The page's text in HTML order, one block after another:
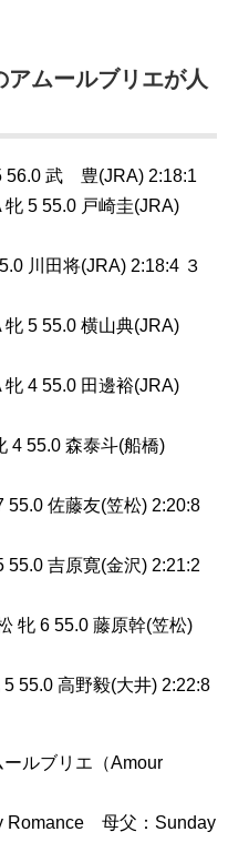
ムールブリエが人
56.0 武 豊(JRA) 2:18:1
5 55.0 戸崎圭(JRA)
川田将(JRA) 2:18:4 ３
5 55.0 横山典(JRA)
4 55.0 田邊裕(JRA)
4 55.0 森泰斗(船橋)
55.0 佐藤友(笠松) 2:20:8
55.0 吉原寛(金沢) 2:21:2
牝 6 55.0 藤原幹(笠松)
55.0 高野毅(大井) 2:22:8
ルブリエ（Amour
Romance 母父：Sunday